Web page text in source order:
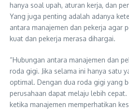
hanya soal upah, aturan kerja, dan
Yang juga penting adalah adanya
antara manajemen dan pekerja agar
kuat dan pekerja merasa dihargai.
“Hubungan antara manajemen dan
roda gigi. Jika selama ini hanya satu
optimal. Dengan dua roda gigi yang
perusahaan dapat melaju lebih
ketika manajemen memperhatikan